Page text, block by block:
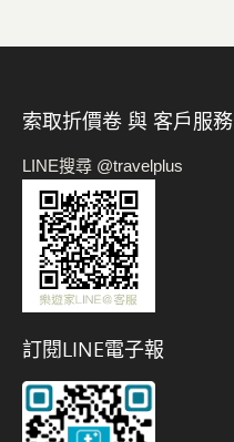
索取折價卷 與 客戶服務
LINE搜尋 @travelplus
訂閱LINE電子報